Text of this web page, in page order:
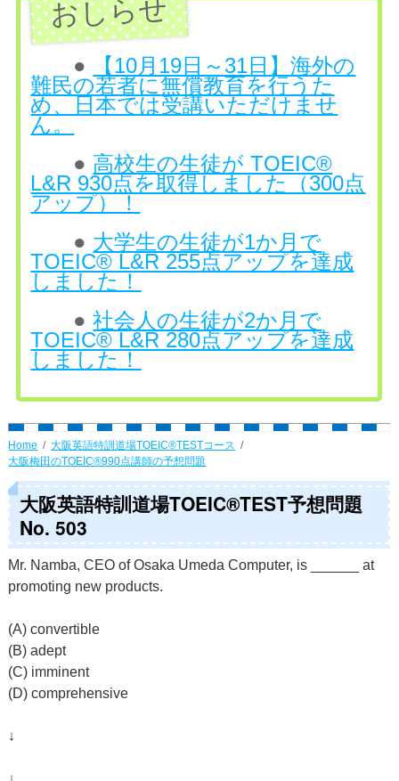
●
【10月19日～31日】海外の
難民の若者に無償教育を行うた
め、日本では受講いただけませ
ん。
● 高校生の生徒が TOEIC®
L&R 930点を取得しました（300点
アップ）！
● 大学生の生徒が1か月で
TOEIC® L&R 255点アップを達成
しました！
●社会人の生徒が2か月で
TOEIC® L&R 280点アップを達成
しました！
Home
大阪英語特訓道場TOEIC®TESTコース
大阪梅田のTOEIC®990点講師の予想問題
大阪英語特訓道場TOEIC®TEST予想問題
No. 503
Mr. Namba, CEO of Osaka Umeda Computer, is ______ at
promoting new products.
(A) convertible
(B) adept
(C) imminent
(D) comprehensive
↓